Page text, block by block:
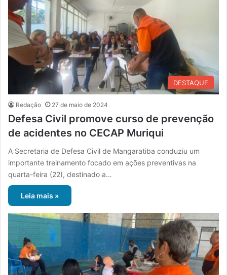
DESTAQUE
Redação 27 de maio de 2024
Defesa Civil promove curso de prevenção
de acidentes no CECAP Muriqui
A Secretaria de Defesa Civil de Mangaratiba conduziu um
importante treinamento focado em ações preventivas na
quarta-feira (22), destinado a…
Leia mais »